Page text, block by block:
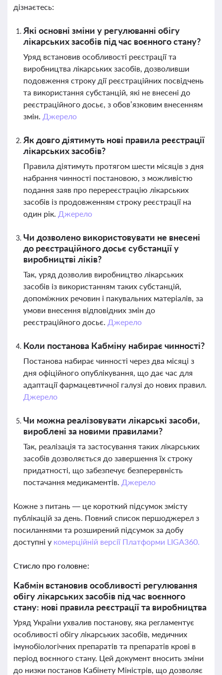
дізнаєтесь:
Які основні зміни у регулюванні обігу
лікарських засобів під час воєнного стану?
Уряд встановив особливості реєстрації та
виробництва лікарських засобів, дозволивши
подовження строку дії реєстраційних посвідчень
та використання субстанцій, які не внесені до
реєстраційного досьє, з обов’язковим внесенням
змін. Джерело
Як довго діятимуть нові правила реєстрації
лікарських засобів?
Правила діятимуть протягом шести місяців з дня
набрання чинності постановою, з можливістю
подання заяв про перереєстрацію лікарських
засобів із продовженням строку реєстрації на
один рік. Джерело
Чи дозволено використовувати не внесені
до реєстраційного досьє субстанції у
виробництві ліків?
Так, уряд дозволив виробництво лікарських
засобів із використанням таких субстанцій,
допоміжних речовин і пакувальних матеріалів, за
умови внесення відповідних змін до
реєстраційного досьє. Джерело
Коли постанова Кабміну набирає чинності?
Постанова набирає чинності через два місяці з
дня офіційного опублікування, що дає час для
адаптації фармацевтичної галузі до нових правил.
Джерело
Чи можна реалізовувати лікарські засоби,
вироблені за новими правилами?
Так, реалізація та застосування таких лікарських
засобів дозволяється до завершення їх строку
придатності, що забезпечує безперервність
постачання медикаментів. Джерело
Кожне з питань — це короткий підсумок змісту
публікацій за день. Повний список першоджерел з
посиланнями та розширений підсумок за добу
доступні у комерційній версії Платформи LIGA360.
Стисло про головне:
Кабмін встановив особливості регулювання
обігу лікарських засобів під час воєнного
стану: нові правила реєстрації та виробництва
Уряд України ухвалив постанову, яка регламентує
особливості обігу лікарських засобів, медичних
імунобіологічних препаратів та препаратів крові в
період воєнного стану. Цей документ вносить зміни
до низки постанов Кабінету Міністрів, що дозволяє